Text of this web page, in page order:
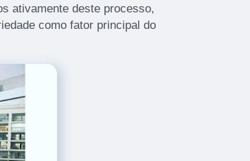
ativamente deste processo,
como fator principal do